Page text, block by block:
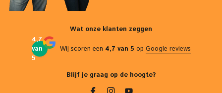
Wat onze klanten zeggen
4,7
van
5
Wij scoren een 4,7 van 5 op Google reviews
Blijf je graag op de hoogte?